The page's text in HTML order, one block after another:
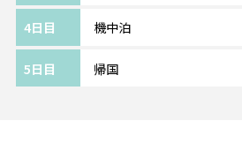
環境で滞在できます。
4日目 機中泊
5日目 帰国